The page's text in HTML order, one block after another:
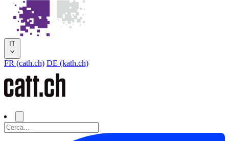
IT
FR (cath.ch) DE (kath.ch)